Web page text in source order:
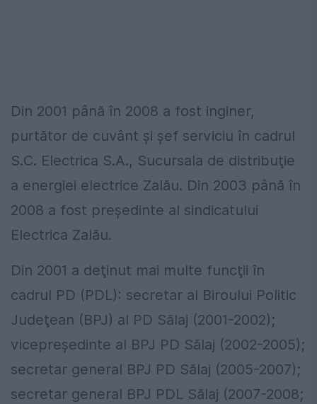
Din 2001 până în 2008 a fost inginer,
purtător de cuvânt şi şef serviciu în cadrul
S.C. Electrica S.A., Sucursala de distribuţie
a energiei electrice Zalău. Din 2003 până în
2008 a fost preşedinte al sindicatului
Electrica Zalău.
Din 2001 a deţinut mai multe funcţii în
cadrul PD (PDL): secretar al Biroului Politic
Judeţean (BPJ) al PD Sălaj (2001-2002);
vicepreşedinte al BPJ PD Sălaj (2002-2005);
secretar general BPJ PD Sălaj (2005-2007);
secretar general BPJ PDL Sălaj (2007-2008;